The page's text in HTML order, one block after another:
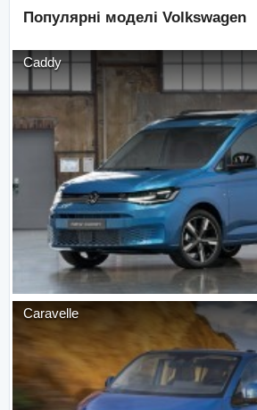
Популярні моделі Volkswagen
Caddy
Caravelle